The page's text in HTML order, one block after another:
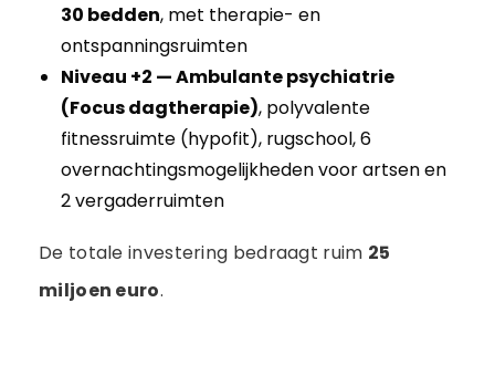
30 bedden, met therapie- en
ontspanningsruimten
Niveau +2 — Ambulante psychiatrie
(Focus dagtherapie), polyvalente
fitnessruimte (hypofit), rugschool, 6
overnachtingsmogelijkheden voor artsen en
2 vergaderruimten
De totale investering bedraagt ruim 25
miljoen euro.